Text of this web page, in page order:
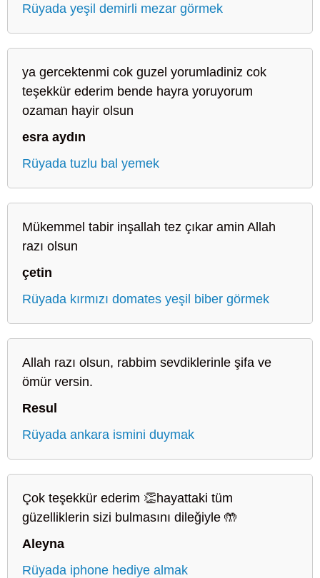
Rüyada yeşil demirli mezar görmek
ya gercektenmi cok guzel yorumladiniz cok
teşekkür ederim bende hayra yoruyorum
ozaman hayir olsun
esra aydın
Rüyada tuzlu bal yemek
Mükemmel tabir inşallah tez çıkar amin Allah
razı olsun
çetin
Rüyada kırmızı domates yeşil biber görmek
Allah razı olsun, rabbim sevdiklerinle şifa ve
ömür versin.
Resul
Rüyada ankara ismini duymak
Çok teşekkür ederim 👏hayattaki tüm
güzelliklerin sizi bulmasını dileğiyle 🤲
Aleyna
Rüyada iphone hediye almak